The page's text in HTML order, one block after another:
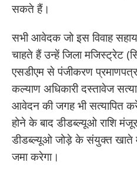
सकते हैं।
सभी आवेदक जो इस विवाह
चाहते हैं उन्हें जिला मजिस्ट्रेट
एसडीएम से पंजीकरण
कल्याण अधिकारी दस्तावेज
आवेदन की जगह भी सत्यापित
होने के बाद डीडब्ल्यूओ राशि
डीडब्ल्यूओ जोड़े के संयुक्त खाते में
जमा करेगा।